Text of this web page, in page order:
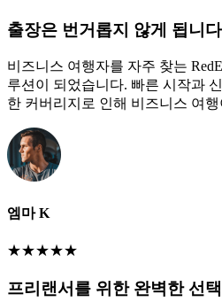
출장은 번거롭지 않게 됩니
비즈니스 여행자를 자주 찾는
루션이 되었습니다. 빠른 시작과
한 커버리지로 인해 비즈니스 여
엠마 K
★★★★★
프리랜서를 위한 완벽한 선택